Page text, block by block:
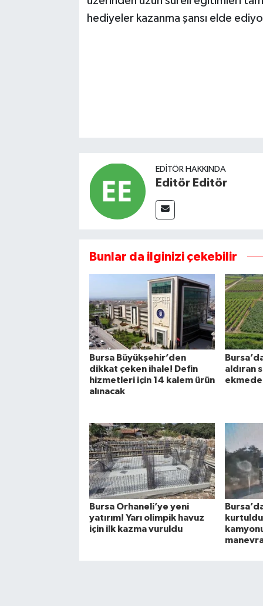
hediyeler kazanma şansı elde
EDITÖR HAKKINDA
Editör Editör
Bunlar da ilginizi çekebilir
Bursa Büyükşehir’den
dikkat çeken ihale! Defin
hizmetleri için 14 kalem ürün
alınacak
aldıran
Bursa Orhaneli’ye yeni
yatırım! Yarı olimpik havuz
için ilk kazma vuruldu